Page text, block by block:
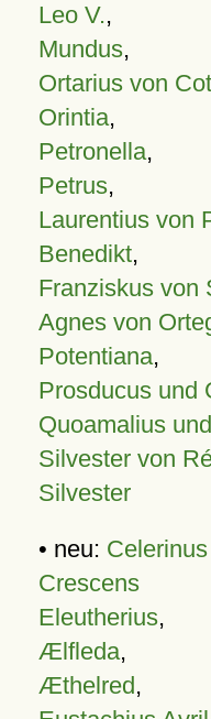
Leo V.,
Mundus,
Ortarius von
Orintia,
Petronella,
Petrus,
Laurentius von
Benedikt,
Franziskus von
Agnes von
Potentiana,
Prosducus und
Quoamalius
Silvester von
Silvester
• neu:
Crescens
Eleutherius,
Ælfleda,
Æthelred,